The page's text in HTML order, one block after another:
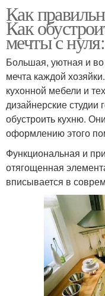
Как
Как
мечты с
Большая, уютная и
мечта каждой
кухонной мебели и
дизайнерские студии
обустроить кухню.
оформлению этого
Функциональная и
отягощенная
вписывается в